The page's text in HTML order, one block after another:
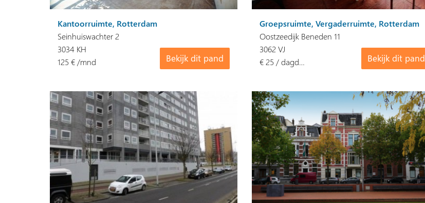
Kantoorruimte, Rotterdam
Seinhuiswachter 2
Bekijk dit pand
3034 KH
125 € /mnd
Groepsruimte, Vergaderruimte, Rotterdam
Oostzeedijk Beneden 11
Bekijk dit pand
3062 VJ
€ 25 / dagd…